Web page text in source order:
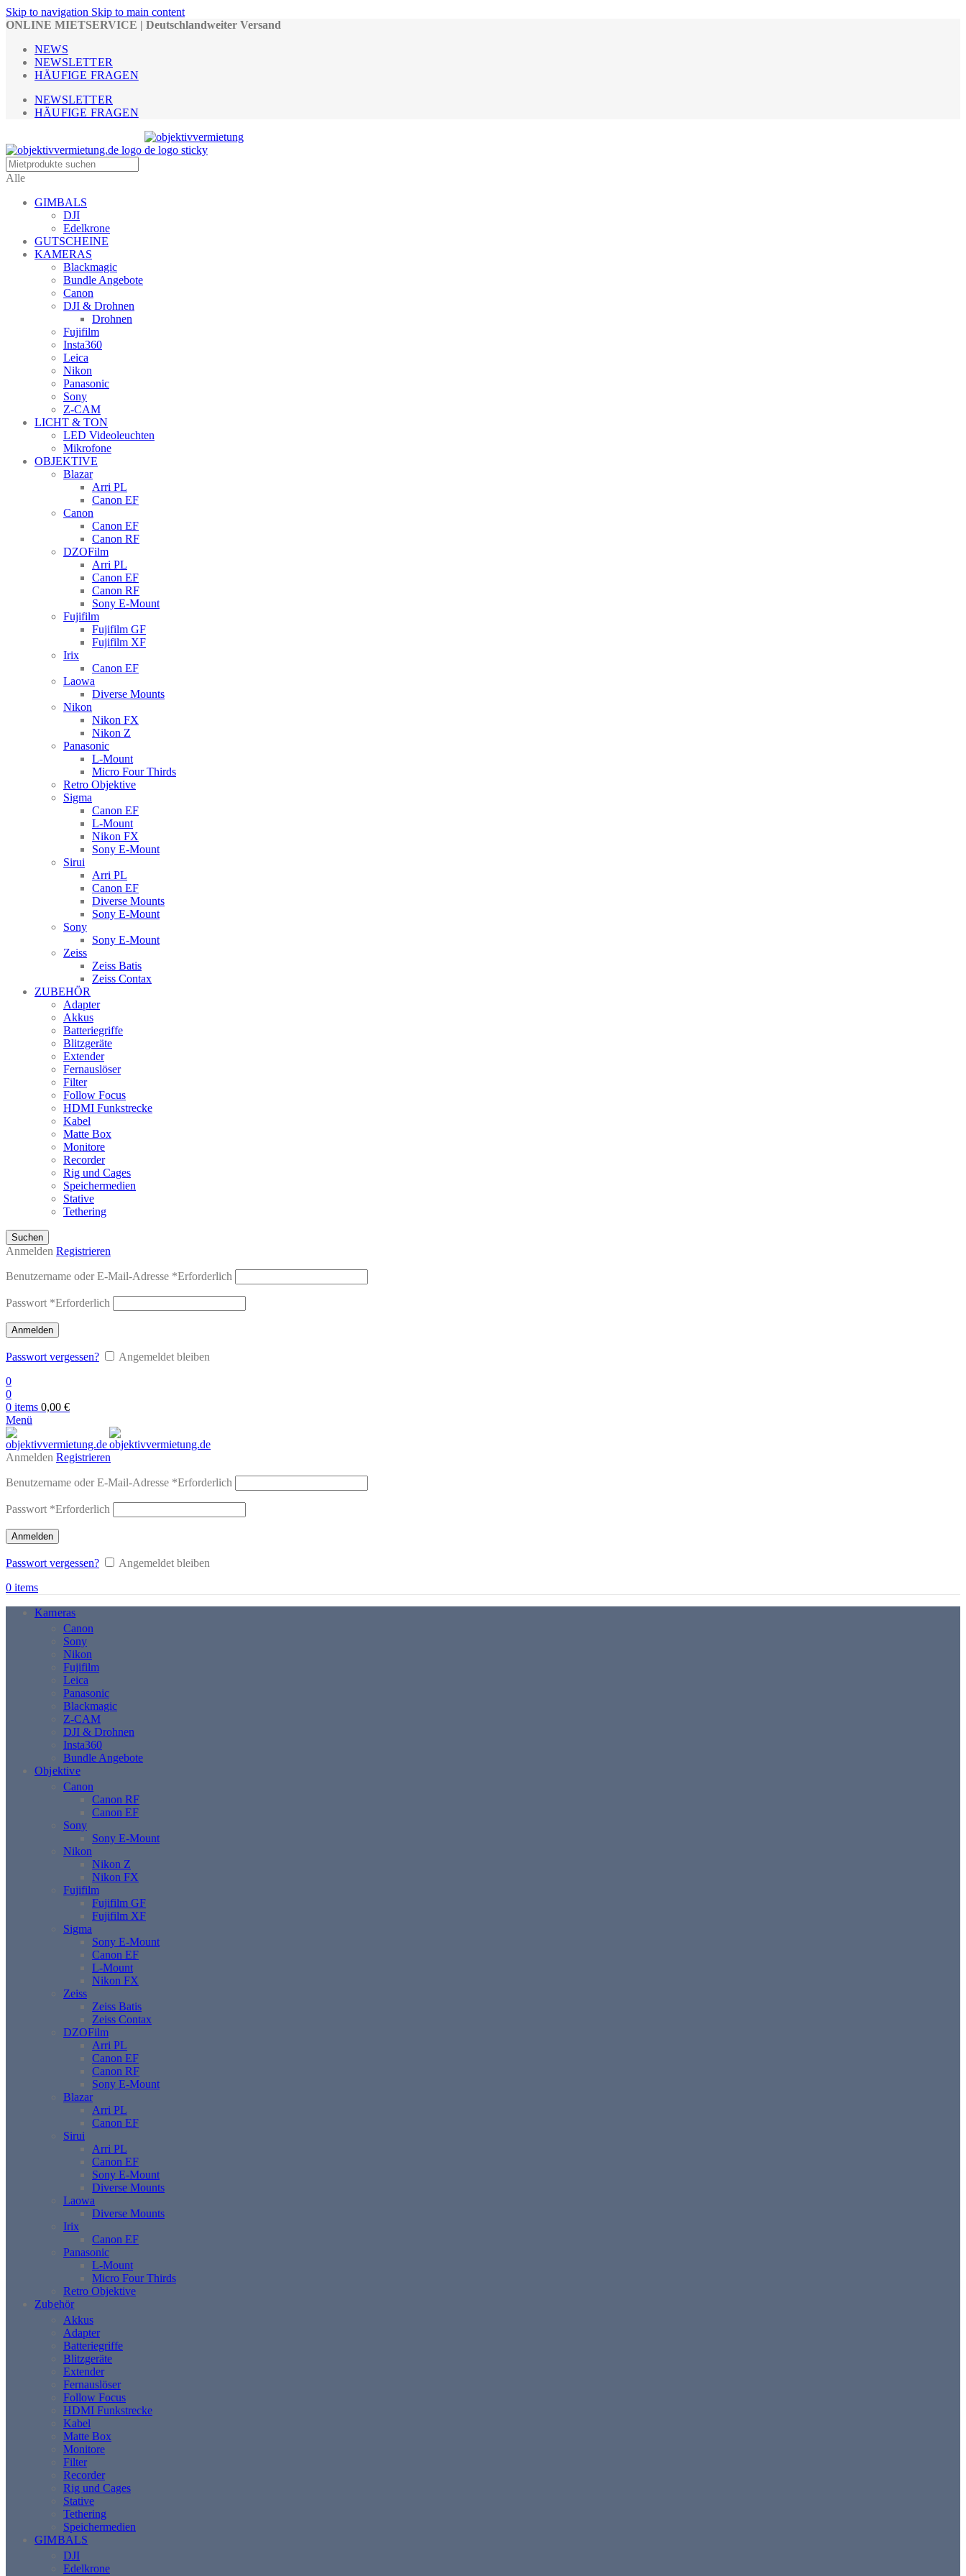
Skip to navigation Skip to main content
ONLINE MIETSERVICE | Deutschlandweiter Versand
NEWS
NEWSLETTER
HÄUFIGE FRAGEN
NEWSLETTER
HÄUFIGE FRAGEN
Alle
GIMBALS
DJI
Edelkrone
GUTSCHEINE
KAMERAS
Blackmagic
Bundle Angebote
Canon
DJI & Drohnen
Drohnen
Fujifilm
Insta360
Leica
Nikon
Panasonic
Sony
Z-CAM
LICHT & TON
LED Videoleuchten
Mikrofone
OBJEKTIVE
Blazar
Arri PL
Canon EF
Canon
Canon EF
Canon RF
DZOFilm
Arri PL
Canon EF
Canon RF
Sony E-Mount
Fujifilm
Fujifilm GF
Fujifilm XF
Irix
Canon EF
Laowa
Diverse Mounts
Nikon
Nikon FX
Nikon Z
Panasonic
L-Mount
Micro Four Thirds
Retro Objektive
Sigma
Canon EF
L-Mount
Nikon FX
Sony E-Mount
Sirui
Arri PL
Canon EF
Diverse Mounts
Sony E-Mount
Sony
Sony E-Mount
Zeiss
Zeiss Batis
Zeiss Contax
ZUBEHÖR
Adapter
Akkus
Batteriegriffe
Blitzgeräte
Extender
Fernauslöser
Filter
Follow Focus
HDMI Funkstrecke
Kabel
Matte Box
Monitore
Recorder
Rig und Cages
Speichermedien
Stative
Tethering
Suchen
Anmelden Registrieren
Benutzername oder E-Mail-Adresse *Erforderlich
Passwort *Erforderlich
Anmelden
Passwort vergessen?
Angemeldet bleiben
0
0
0 items 0,00 €
Menü
Anmelden Registrieren
Benutzername oder E-Mail-Adresse *Erforderlich
Passwort *Erforderlich
Anmelden
Passwort vergessen?
Angemeldet bleiben
0 items
Kameras
Canon
Sony
Nikon
Fujifilm
Leica
Panasonic
Blackmagic
Z-CAM
DJI & Drohnen
Insta360
Bundle Angebote
Objektive
Canon
Canon RF
Canon EF
Sony
Sony E-Mount
Nikon
Nikon Z
Nikon FX
Fujifilm
Fujifilm GF
Fujifilm XF
Sigma
Sony E-Mount
Canon EF
L-Mount
Nikon FX
Zeiss
Zeiss Batis
Zeiss Contax
DZOFilm
Arri PL
Canon EF
Canon RF
Sony E-Mount
Blazar
Arri PL
Canon EF
Sirui
Arri PL
Canon EF
Sony E-Mount
Diverse Mounts
Laowa
Diverse Mounts
Irix
Canon EF
Panasonic
L-Mount
Micro Four Thirds
Retro Objektive
Zubehör
Akkus
Adapter
Batteriegriffe
Blitzgeräte
Extender
Fernauslöser
Follow Focus
HDMI Funkstrecke
Kabel
Matte Box
Monitore
Filter
Recorder
Rig und Cages
Stative
Tethering
Speichermedien
GIMBALS
DJI
Edelkrone